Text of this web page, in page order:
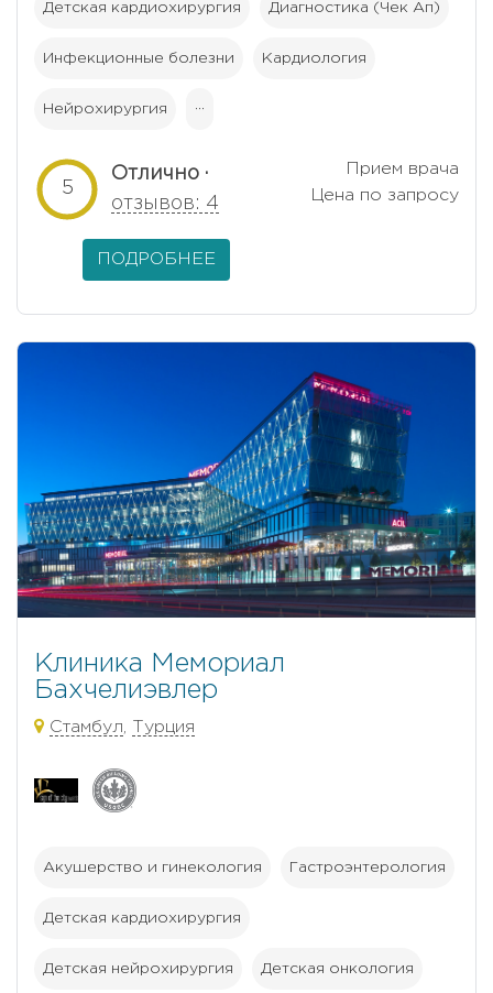
Детская кардиохирургия Диагностика (Чек Ап)
Инфекционные болезни Кардиология
Нейрохирургия ···
5
Отлично ·
отзывов: 4
Прием врача
Цена по запросу
ПОДРОБНЕЕ
Клиника Мемориал
Бахчелиэвлер
Стамбул, Турция
Акушерство и гинекология Гастроэнтерология
Детская кардиохирургия
Детская нейрохирургия Детская онкология